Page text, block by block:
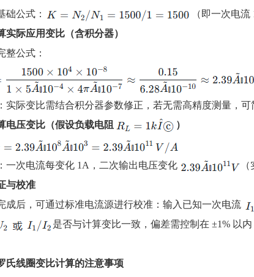
础公式：
（即一次电
实际应用变比（含积分器）
整公式：
实际变比需结合积分器参数修正，若无需高精度测量，可
电压变比（假设负载电阻
）
一次电流每变化 1A，二次输出电压变化
与校准
成后，可通过标准电流源进行校准：输入已知一次电流
是否与计算变比一致，偏差需控制在 ±1% 以内
氏线圈变比计算的注意事项